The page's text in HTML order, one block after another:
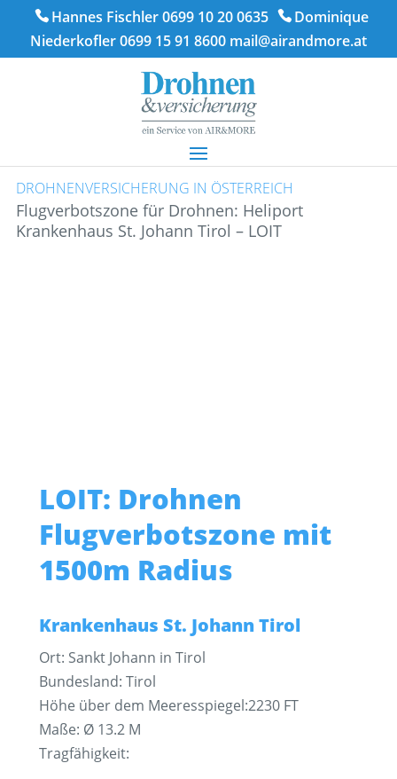
Hannes Fischler 0699 10 20 0635
Dominique
Niederkofler 0699 15 91 8600 mail@airandmore.at
DROHNENVERSICHERUNG IN ÖSTERREICH
Flugverbotszone für Drohnen: Heliport
Krankenhaus St. Johann Tirol – LOIT
LOIT: Drohnen
Flugverbotszone mit
1500m Radius
Krankenhaus St. Johann Tirol
Ort: Sankt Johann in Tirol
Bundesland: Tirol
Höhe über dem Meeresspiegel:2230 FT
Maße: Ø 13.2 M
Tragfähigkeit: